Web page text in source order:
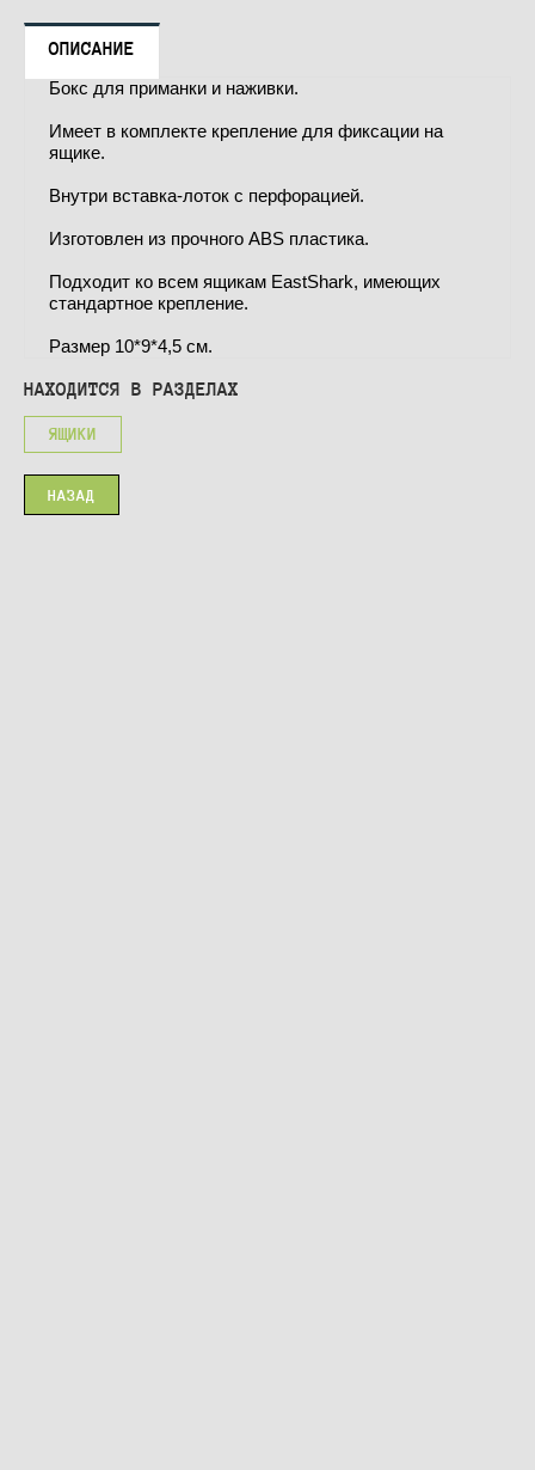
ОПИСАНИЕ
Бокс для приманки и наживки.
Имеет в комплекте крепление для фиксации на
ящике.
Внутри вставка-лоток с перфорацией.
Изготовлен из прочного ABS пластика.
Подходит ко всем ящикам EastShark, имеющих
стандартное крепление.
Размер 10*9*4,5 см.
НАХОДИТСЯ В РАЗДЕЛАХ
ЯЩИКИ
НАЗАД